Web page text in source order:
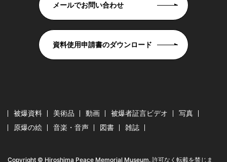
メールでお問い合わせ
資料使用申請書のダウンロード
被爆資料 美術品 動画 被爆者証言ビデオ
写真
原爆の絵
音楽・音声 図書 雑誌
Copyright © Hiroshima Peace Memorial Museum. 許可なく転載を禁じま